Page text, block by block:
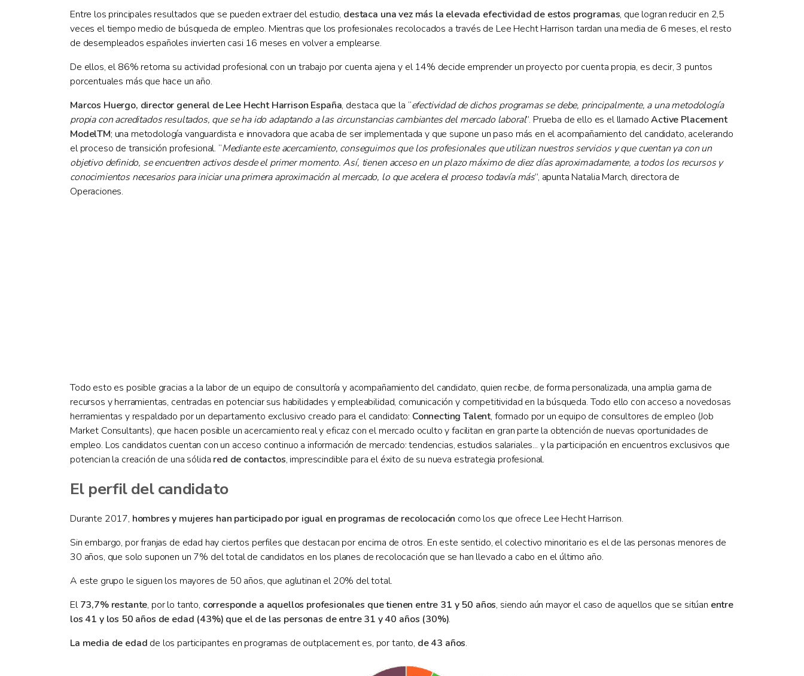
Entre los principales resultados que se pueden extraer del estudio, destaca una vez más la elevada efectividad de estos programas, que logran reducir en 2,5
veces el tiempo medio de búsqueda de empleo. Mientras que los profesionales recolocados a través de Lee Hecht Harrison tardan una media de 6 meses, el resto
de desempleados españoles invierten casi 16 meses en volver a emplearse.
De ellos, el 86% retoma su actividad profesional con un trabajo por cuenta ajena y el 14% decide emprender un proyecto por cuenta propia, es decir, 3 puntos
porcentuales más que hace un año.
Marcos Huergo, director general de Lee Hecht Harrison España, destaca que la “efectividad de dichos programas se debe, principalmente, a una metodología
propia con acreditados resultados, que se ha ido adaptando a las circunstancias cambiantes del mercado laboral”. Prueba de ello es el llamadoActive Placement
ModelTM; una metodología vanguardista e innovadora que acaba de ser implementada y que supone un paso más en el acompañamiento del candidato, acelerando
el proceso de transición profesional. “Mediante este acercamiento, conseguimos que los profesionales que utilizan nuestros servicios y que cuentan ya con un
objetivo definido, se encuentren activos desde el primer momento. Así, tienen acceso en un plazo máximo de diez días aproximadamente, a todos los recursos y
conocimientos necesarios para iniciar una primera aproximación al mercado, lo que acelera el proceso todavía más”, apunta Natalia March, directora de
Operaciones.
Todo esto es posible gracias a la labor de un equipo de consultoría y acompañamiento del candidato, quien recibe, de forma personalizada, una amplia gama de
recursos y herramientas, centradas en potenciar sus habilidades y empleabilidad, comunicación y competitividad en la búsqueda. Todo ello con acceso a novedosas
herramientas y respaldado por un departamento exclusivo creado para el candidato: Connecting Talent, formado por un equipo de consultores de empleo (Job
Market Consultants), que hacen posible un acercamiento real y eficaz con el mercado oculto y facilitan en gran parte la obtención de nuevas oportunidades de
empleo. Los candidatos cuentan con un acceso continuo a información de mercado: tendencias, estudios salariales... y la participación en encuentros exclusivos que
potencian la creación de una sólida red de contactos, imprescindible para el éxito de su nueva estrategia profesional.
El perfil del candidato
Durante 2017, hombres y mujeres han participado por igual en programas de recolocación como los que ofrece Lee Hecht Harrison.
Sin embargo, por franjas de edad hay ciertos perfiles que destacan por encima de otros. En este sentido, el colectivo minoritario es el de las personas menores de
30 años, que solo suponen un 7% del total de candidatos en los planes de recolocación que se han llevado a cabo en el último año.
A este grupo le siguen los mayores de 50 años, que aglutinan el 20% del total.
El73,7% restante, por lo tanto, corresponde a aquellos profesionales que tienen entre 31 y 50 años, siendo aún mayor el caso de aquellos que se sitúan entre
los 41 y los 50 años de edad (43%) que el de las personas de entre 31 y 40 años (30%).
La media de edad de los participantes en programas de outplacement es, por tanto, de 43 años.